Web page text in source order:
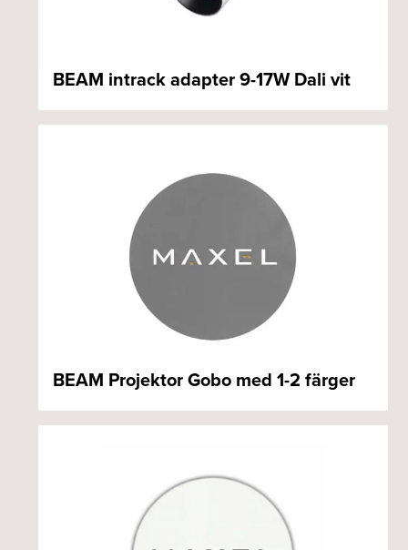
BEAM intrack adapter 9-17W Dali vit
BEAM Projektor Gobo med 1-2 färger